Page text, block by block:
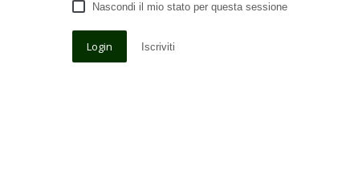
Nascondi il mio stato per questa sessione
Iscriviti